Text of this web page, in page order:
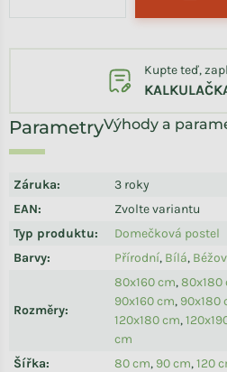
Výhody a
Záruka:
3 roky
EAN:
Zvolte variantu
Typ produktu:
Domečková postel
Barvy: Přírodní, Bílá,
Rozměry:
80x160 cm,80x180
90x160 cm, 90x180
120x180 cm,
cm
Šířka: 80 cm, 90 cm,120
Kupte teď,